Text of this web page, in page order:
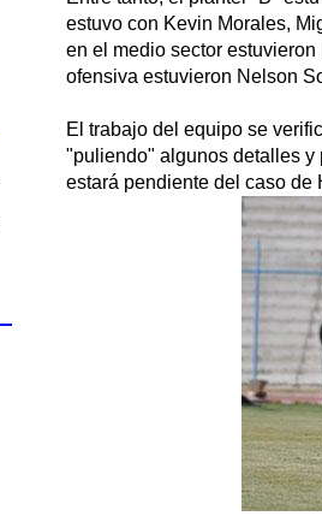
estuvo con Kevin Morales,
en el medio sector
ofensiva estuvieron Nelson
El trabajo del equipo se
"puliendo" algunos detalles y
estará pendiente del caso de